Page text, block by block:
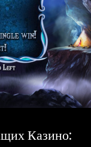
Казино: